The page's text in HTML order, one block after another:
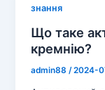
знання
Що таке
кремнію?
admin88 /2024-